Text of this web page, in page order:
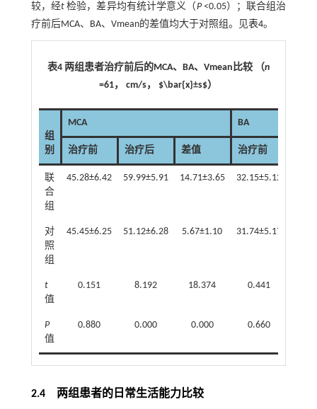
较，经t检验，差异均有统计学意义（ P<0.05）；联合组治
疗前后MCA、BA、Vmean的差值均大于对照组。见表4。
表4 两组患者治疗前后的MCA、BA、Vmean比较 （n
=61， cm/s， $\bar{x}±s$）
组
别
MCA BA
治疗前 治疗后 差值 治疗前
联
合
组
45.28±6.42 59.99±5.91 14.71±3.65 32.15±5.12
对
照
组
45.45±6.25 51.12±6.28 5.67±1.10 31.74±5.17
t
值
0.151 8.192 18.374 0.441
P
值
0.880 0.000 0.000 0.660
2.4 两组患者的日常生活能力比较